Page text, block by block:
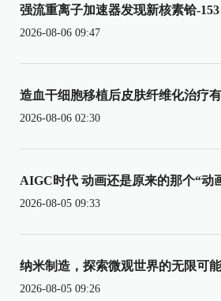
强流重离子加速器发现新核素铪-153
2026-08-06 09:47
造血干细胞移植后皮肤纤维化治疗
2026-08-06 02:30
AIGC时代 动画还是原来的那个“动
2026-08-05 09:33
纳米制造，探索微观世界的无限可能
2026-08-05 09:26